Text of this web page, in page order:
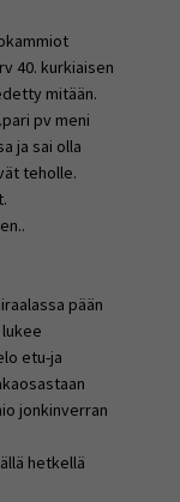
40. kurkiaisen
mitään.
pv meni
ja sai olla
teholle.
pään
etu-ja
jonkinverran
hetkellä